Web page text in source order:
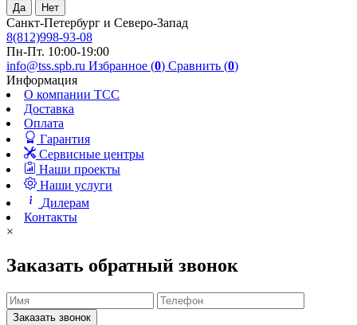
Санкт-Петербург и Северо-Запад
8(812)998-93-08
Пн-Пт. 10:00-19:00
info@tss.spb.ru Избранное (0) Сравнить (0)
Информация
О компании ТСС
Доставка
Оплата
Гарантия
Сервисные центры
Наши проекты
Наши услуги
Дилерам
Контакты
×
Заказать обратный звонок